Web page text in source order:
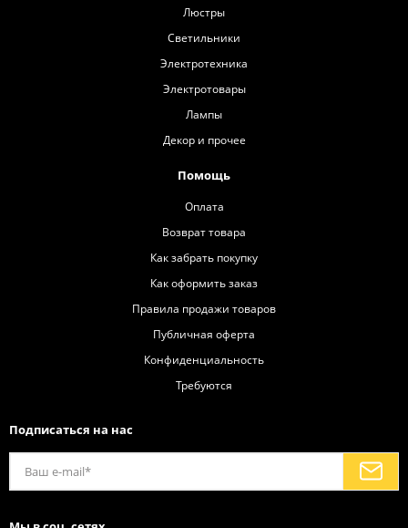
Люстры
Светильники
Электротехника
Электротовары
Лампы
Декор и прочее
Помощь
Оплата
Возврат товара
Как забрать покупку
Как оформить заказ
Правила продажи товаров
Публичная оферта
Конфиденциальность
Требуются
Подписаться на нас